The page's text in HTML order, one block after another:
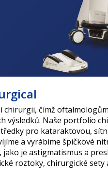
čímž
výsledků. Naše portfolio
pro kataraktovou,
a vyrábíme špičkové
je astigmatismus a
roztoky, chirurgické sety